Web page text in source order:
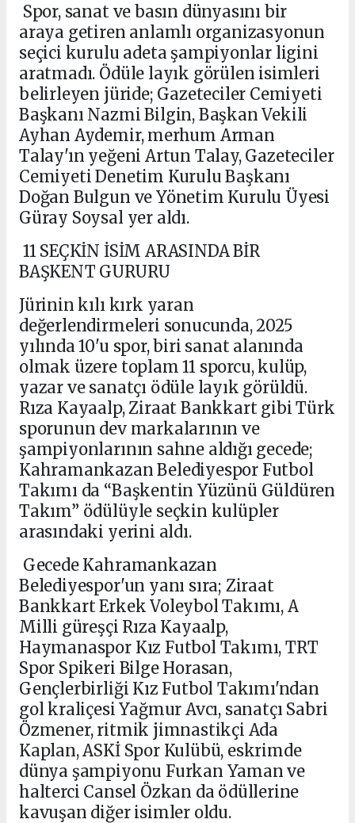
Spor, sanat ve basın dünyasını bir
araya getiren anlamlı organizasyonun
seçici kurulu adeta şampiyonlar ligini
aratmadı. Ödüle layık görülen isimleri
belirleyen jüride; Gazeteciler Cemiyeti
Başkanı Nazmi Bilgin, Başkan Vekili
Ayhan Aydemir, merhum Arman
Talay'ın yeğeni Artun Talay, Gazeteciler
Cemiyeti Denetim Kurulu Başkanı
Doğan Bulgun ve Yönetim Kurulu Üyesi
Güray Soysal yer aldı.
11 SEÇKİN İSİM ARASINDA BİR
BAŞKENT GURURU
Jürinin kılı kırk yaran
değerlendirmeleri sonucunda, 2025
yılında 10'u spor, biri sanat alanında
olmak üzere toplam 11 sporcu, kulüp,
yazar ve sanatçı ödüle layık görüldü.
Rıza Kayaalp, Ziraat Bankkart gibi Türk
sporunun dev markalarının ve
şampiyonlarının sahne aldığı gecede;
Kahramankazan Belediyespor Futbol
Takımı da “Başkentin Yüzünü Güldüren
Takım” ödülüyle seçkin kulüpler
arasındaki yerini aldı.
Gecede Kahramankazan
Belediyespor'un yanı sıra; Ziraat
Bankkart Erkek Voleybol Takımı, A
Milli güreşçi Rıza Kayaalp,
Haymanaspor Kız Futbol Takımı, TRT
Spor Spikeri Bilge Horasan,
Gençlerbirliği Kız Futbol Takımı'ndan
gol kraliçesi Yağmur Avcı, sanatçı Sabri
Özmener, ritmik jimnastikçi Ada
Kaplan, ASKİ Spor Kulübü, eskrimde
dünya şampiyonu Furkan Yaman ve
halterci Cansel Özkan da ödüllerine
kavuşan diğer isimler oldu.